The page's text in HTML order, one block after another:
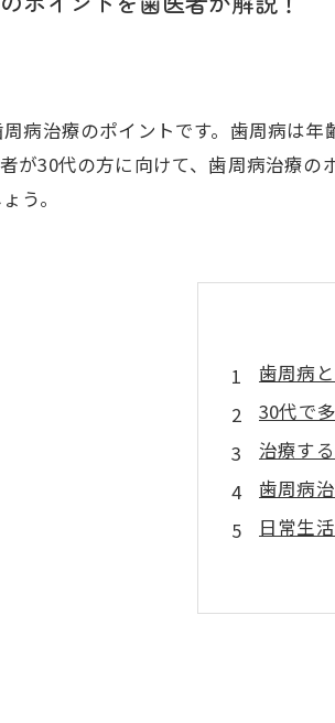
病治療のポイントです。歯周病は
が30代の方に向けて、歯周病治療
う。
歯周病
30代で
治療す
歯周病
日常生